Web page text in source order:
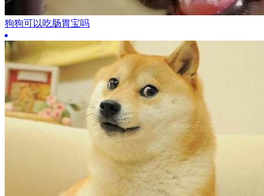
狗狗可以吃肠胃宝吗